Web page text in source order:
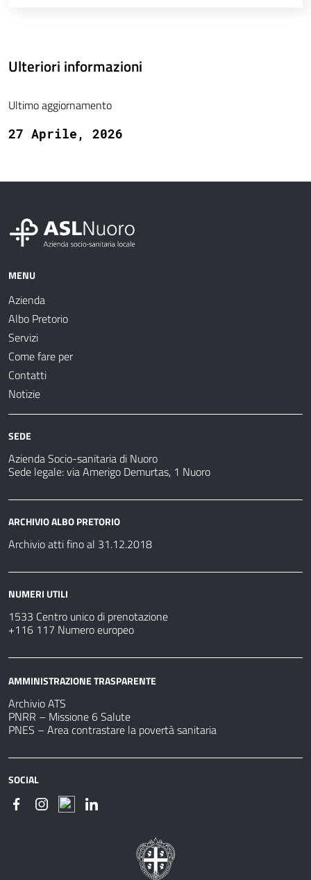
Ulteriori informazioni
Ultimo aggiornamento
27 Aprile, 2026
MENU
Azienda
Albo Pretorio
Servizi
Come fare per
Contatti
Notizie
SEDE
Azienda Socio-sanitaria di Nuoro
Sede legale: via Amerigo Demurtas, 1 Nuoro
ARCHIVIO ALBO PRETORIO
Archivio atti fino al 31.12.2018
NUMERI UTILI
1533 Centro unico di prenotazione
+116 117 Numero europeo
AMMINISTRAZIONE TRASPARENTE
Archivio ATS
PNRR – Missione 6 Salute
PNES – Area contrastare la povertà sanitaria
SOCIAL